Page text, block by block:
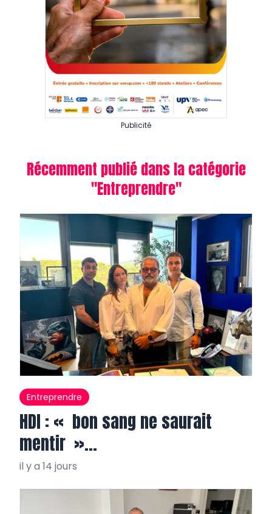
Publicité
Récemment publié dans la catégorie
"Entreprendre"
Entreprendre
HDI : « bon sang ne saurait
mentir »…
il y a 14 jours